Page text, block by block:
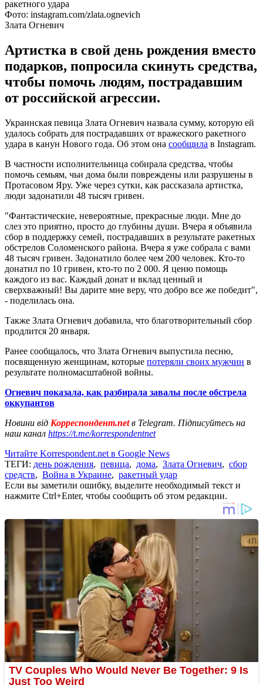
Фото: instagram.com/zlata.ognevich
Злата Огневич
Артистка в свой день рождения вместо
подарков, попросила скинуть средства,
чтобы помочь людям, пострадавшим
от российской агрессии.
Украинская певица Злата Огневич назвала сумму, которую ей
удалось собрать для пострадавших от вражеского ракетного
удара в канун Нового года. Об этом она сообщила в Instagram.
В частности исполнительница собирала средства, чтобы
помочь семьям, чьи дома были повреждены или разрушены в
Протасовом Яру. Уже через сутки, как рассказала артистка,
люди задонатили 48 тысяч гривен.
"Фантастические, невероятные, прекрасные люди. Мне до
слез это приятно, просто до глубины души. Вчера я объявила
сбор в поддержку семей, пострадавших в результате ракетных
обстрелов Соломенского района. Вчера я уже собрала с вами
48 тысяч гривен. Задонатило более чем 200 человек. Кто-то
донатил по 10 гривен, кто-то по 2 000. Я ценю помощь
каждого из вас. Каждый донат и вклад ценный и
сверхважный! Вы дарите мне веру, что добро все же победит",
- поделилась она.
Также Злата Огневич добавила, что благотворительный сбор
продлится 20 января.
Ранее сообщалось, что Злата Огневич выпустила песню,
посвященную женщинам, которые потеряли своих мужчин в
результате полномасштабной войны.
Огневич показала, как разбирала завалы после обстрела
оккупантов
Новини від Корреспондент.netв Telegram. Підписуйтесь на
наш канал https://t.me/korrespondentnet
Читайте Korrespondent.net в Google News
ТЕГИ: день рождения, певица, дома, Злата Огневич, сбор
средств, Война в Украине, ракетный удар
Если вы заметили ошибку, выделите необходимый текст и
нажмите Ctrl+Enter, чтобы сообщить об этом редакции.